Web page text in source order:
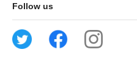
Follow us